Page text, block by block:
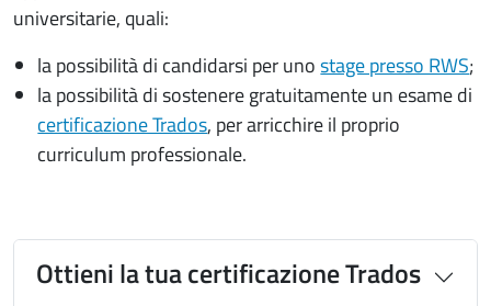
universitarie, quali:
la possibilità di candidarsi per unostage presso RWS;
la possibilità di sostenere gratuitamente un esame di
certificazione Trados, per arricchire il proprio
curriculum professionale.
Ottieni la tua certificazione Trados